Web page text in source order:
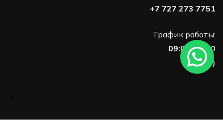
+7 727 273 7751
График работы:
09:00-18:00
(Пн-Пт)